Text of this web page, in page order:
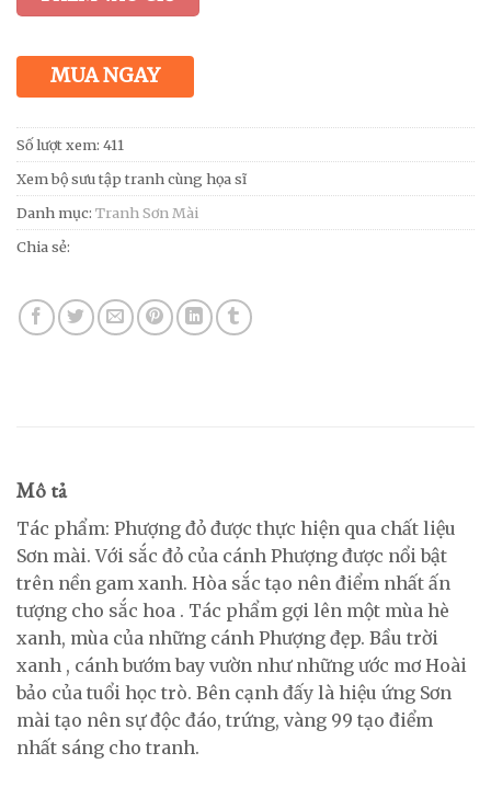
MUA NGAY
Số lượt xem: 411
Xem bộ sưu tập tranh cùng họa sĩ
Danh mục: Tranh Sơn Mài
Chia sẻ:
Mô tả
Tác phẩm: Phượng đỏ được thực hiện qua chất liệu
Sơn mài. Với sắc đỏ của cánh Phượng được nổi bật
trên nền gam xanh. Hòa sắc tạo nên điểm nhất ấn
tượng cho sắc hoa . Tác phẩm gợi lên một mùa hè
xanh, mùa của những cánh Phượng đẹp. Bầu trời
xanh , cánh bướm bay vườn như những ước mơ Hoài
bảo của tuổi học trò. Bên cạnh đấy là hiệu ứng Sơn
mài tạo nên sự độc đáo, trứng, vàng 99 tạo điểm
nhất sáng cho tranh.